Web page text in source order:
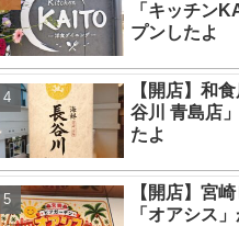
「キッチン
プンしたよ
【開店】和
谷川 青島店
たよ
【開店】宮
「オアシス